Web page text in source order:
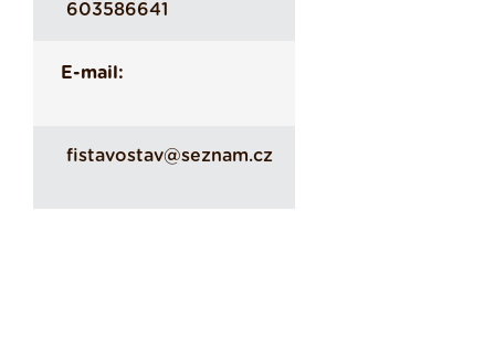
603586641
E-mail:
fistavostav@seznam.cz